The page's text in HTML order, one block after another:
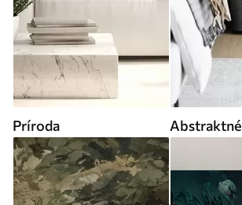
Príroda Abstraktné